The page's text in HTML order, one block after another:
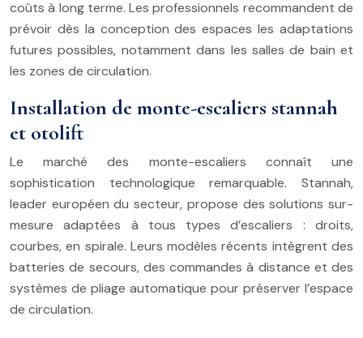
coûts à long terme. Les professionnels recommandent de
prévoir dès la conception des espaces les adaptations
futures possibles, notamment dans les salles de bain et
les zones de circulation.
Installation de monte-escaliers stannah
et otolift
Le marché des monte-escaliers connaît une
sophistication technologique remarquable. Stannah,
leader européen du secteur, propose des solutions sur-
mesure adaptées à tous types d’escaliers : droits,
courbes, en spirale. Leurs modèles récents intègrent des
batteries de secours, des commandes à distance et des
systèmes de pliage automatique pour préserver l’espace
de circulation.